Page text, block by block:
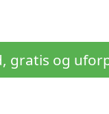
gratis og